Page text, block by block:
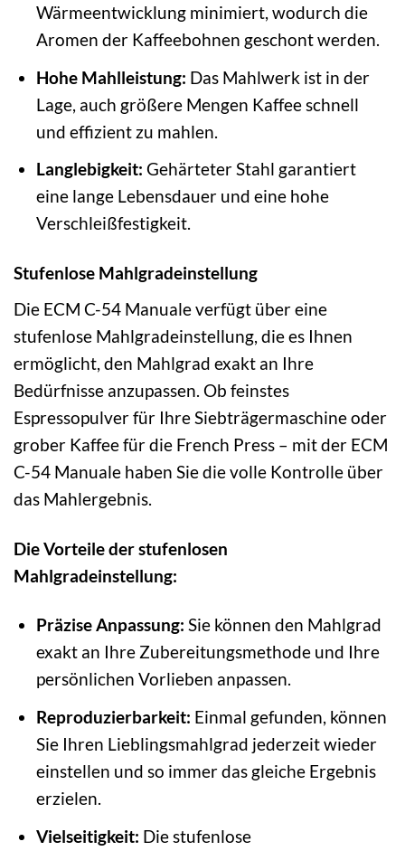
Wärmeentwicklung minimiert, wodurch die
Aromen der Kaffeebohnen geschont werden.
Hohe Mahlleistung: Das Mahlwerk ist in der
Lage, auch größere Mengen Kaffee schnell
und effizient zu mahlen.
Langlebigkeit: Gehärteter Stahl garantiert
eine lange Lebensdauer und eine hohe
Verschleißfestigkeit.
Stufenlose Mahlgradeinstellung
Die ECM C-54 Manuale verfügt über eine
stufenlose Mahlgradeinstellung, die es Ihnen
ermöglicht, den Mahlgrad exakt an Ihre
Bedürfnisse anzupassen. Ob feinstes
Espressopulver für Ihre Siebträgermaschine oder
grober Kaffee für die French Press – mit der ECM
C-54 Manuale haben Sie die volle Kontrolle über
das Mahlergebnis.
Die Vorteile der stufenlosen
Mahlgradeinstellung:
Präzise Anpassung: Sie können den Mahlgrad
exakt an Ihre Zubereitungsmethode und Ihre
persönlichen Vorlieben anpassen.
Reproduzierbarkeit: Einmal gefunden, können
Sie Ihren Lieblingsmahlgrad jederzeit wieder
einstellen und so immer das gleiche Ergebnis
erzielen.
Vielseitigkeit: Die stufenlose